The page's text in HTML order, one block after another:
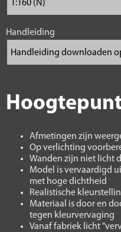
Handleiding
Afmetingen zijn
Op verlichting
Wanden zijn niet licht
Model is vervaardigd
met hoge dichtheid
Realistische
Materiaal is door en
tegen kleurvervaging
Vanaf fabriek licht